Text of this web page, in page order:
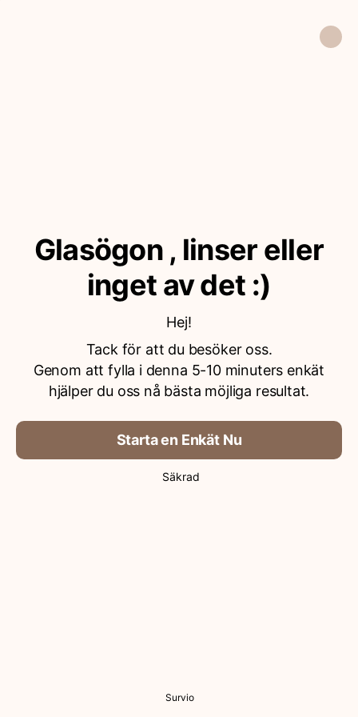
Glasögon , linser eller
Hej!
Tack för att du besöker oss.
Genom att fylla i denna 5-10 minuters enkät
hjälper du oss nå bästa möjliga resultat.
Starta en Enkät Nu
Säkrad
Survio